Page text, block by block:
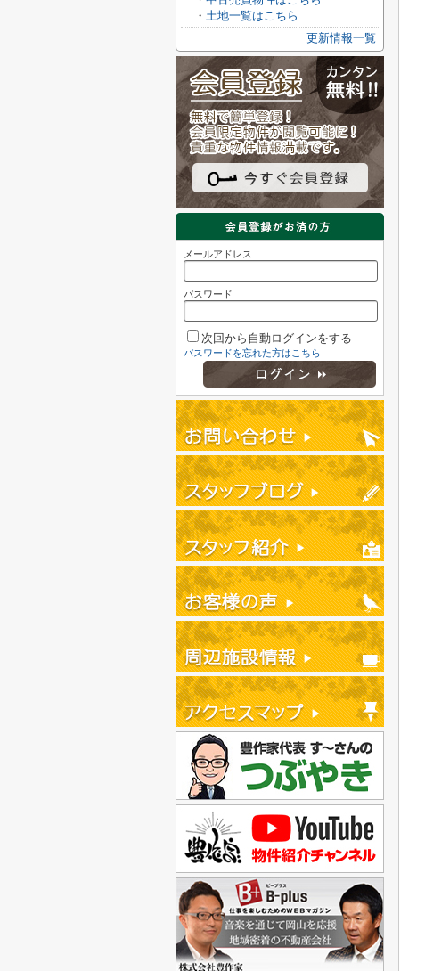
・ 土地一覧はこちら
更新情報一覧
メールアドレス
パスワード
次回から自動ログインをする
パスワードを忘れた方はこちら